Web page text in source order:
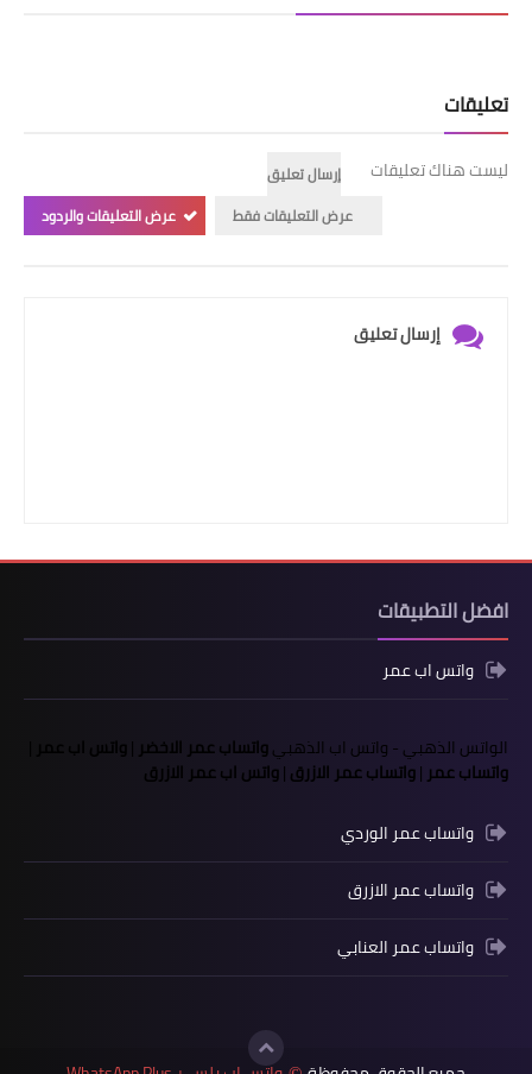
تعليقات
ليست هناك تعليقات
إرسال تعليق
عرض التعليقات فقط
عرض التعليقات والردود
إرسال تعليق
افضل التطبيقات
واتس اب عمر
الواتس الذهبي-واتس اب الذهبيواتساب عمر الاخضر |واتس اب عمر
واتساب عمر|واتساب عمر الازرق|واتس اب عمر الازرق
واتساب عمر الوردي
واتساب عمر الازرق
واتساب عمر العنابي